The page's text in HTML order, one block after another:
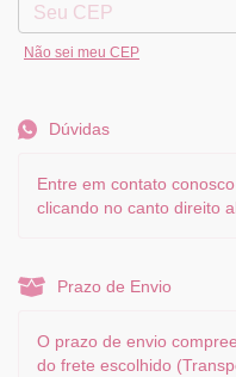
Não sei meu CEP
Dúvidas
Entre em contato
clicando no canto direito
Prazo de Envio
O prazo de envio
do frete escolhido